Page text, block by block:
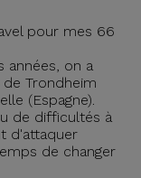
pour mes 66
années, on a
Trondheim
(Espagne).
de difficultés à
d'attaquer
de changer